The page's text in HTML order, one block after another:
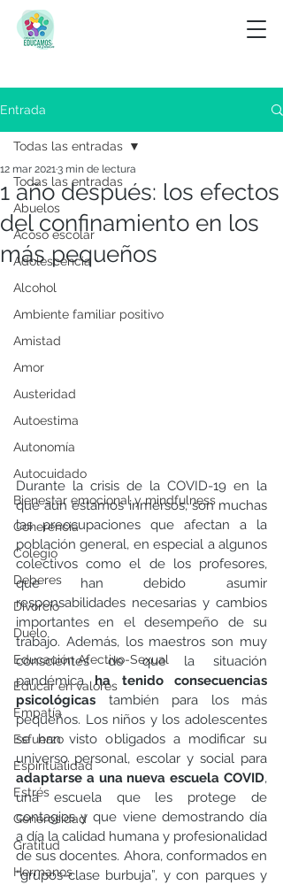
Entrada
Todas las entradas
Abuelos
Acoso escolar
Adolescencia
Alcohol
Ambiente familiar positivo
Amistad
Amor
Austeridad
Autoestima
Autonomía
Autocuidado
Bienestar emocional y mindfulness
Coherencia
Colegio
Deberes
Divorcio
Duelo
Educación Afectivo-Sexual
Educar en valores
Empatía
Esfuerzo
Espiritualidad
Estrés
Generosidad
Gratitud
Hermanos
Todas las entradas
1 año después: los efectos
del confinamiento en los
más pequeños
12 mar 20213 min de lectura
Durante la crisis de la COVID-19 en la
que aún estamos inmersos, son muchas
las preocupaciones que afectan a la
población general, en especial a algunos
colectivos como el de los profesores,
que han debido asumir
responsabilidades necesarias y cambios
importantes en el desempeño de su
trabajo. Además, los maestros son muy
conscientes de que la situación
pandémica ha tenido consecuencias
psicológicas también para los más
pequeños. Los niños y los adolescentes
se han visto obligados a modificar su
adaptarse a una nueva escuela COVID,
una escuela que les protege de
contagios y que viene demostrando día
a día la calidad humana y profesionalidad
de sus docentes. Ahora, conformados en
“grupos-clase burbuja”, y con parques y